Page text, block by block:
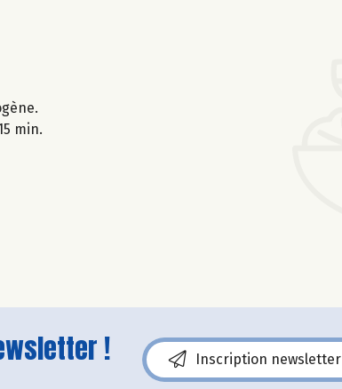
min.
! Inscription newsletter